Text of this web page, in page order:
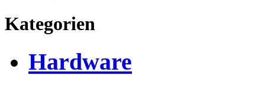
Kategorien
Hardware